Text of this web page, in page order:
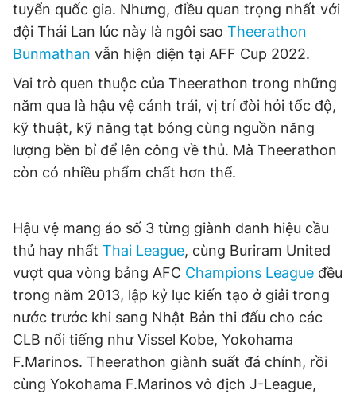
tuyển quốc gia. Nhưng, điều quan trọng nhất với
đội Thái Lan lúc này là ngôi sao Theerathon
Bunmathan vẫn hiện diện tại AFF Cup 2022.
Vai trò quen thuộc của Theerathon trong những
năm qua là hậu vệ cánh trái, vị trí đòi hỏi tốc độ,
kỹ thuật, kỹ năng tạt bóng cùng nguồn năng
lượng bền bỉ để lên công về thủ. Mà Theerathon
còn có nhiều phẩm chất hơn thế.
Hậu vệ mang áo số 3 từng giành danh hiệu cầu
thủ hay nhất Thai League, cùng Buriram United
vượt qua vòng bảng AFC Champions League đều
trong năm 2013, lập kỷ lục kiến tạo ở giải trong
nước trước khi sang Nhật Bản thi đấu cho các
CLB nổi tiếng như Vissel Kobe, Yokohama
F.Marinos. Theerathon giành suất đá chính, rồi
cùng Yokohama F.Marinos vô địch J-League,